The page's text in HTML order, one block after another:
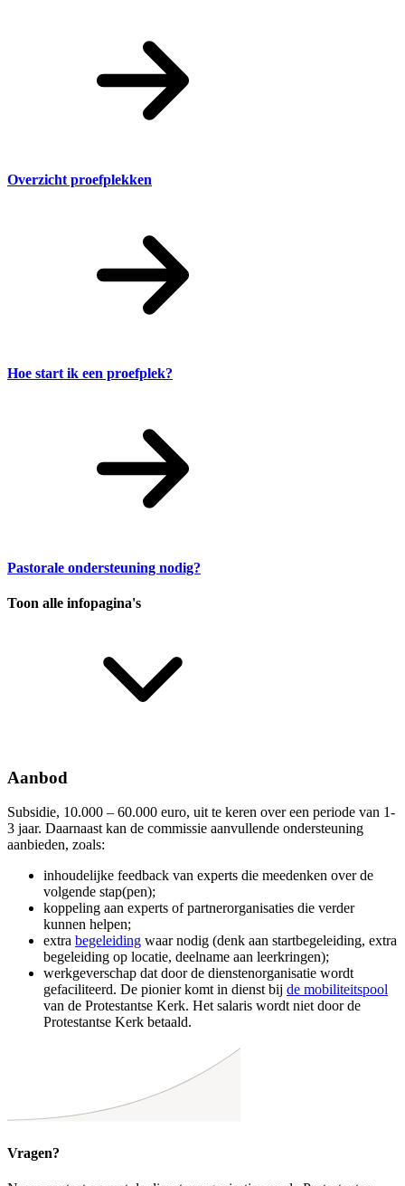
Overzicht proefplekken
Hoe start ik een proefplek?
Pastorale ondersteuning nodig?
Toon alle infopagina's
Aanbod
Subsidie, 10.000 – 60.000 euro, uit te keren over een periode van 1-
3 jaar. Daarnaast kan de commissie aanvullende ondersteuning
aanbieden, zoals:
inhoudelijke feedback van experts die meedenken over de
volgende stap(pen);
koppeling aan experts of partnerorganisaties die verder
kunnen helpen;
extra begeleiding waar nodig (denk aan startbegeleiding, extra
begeleiding op locatie, deelname aan leerkringen);
werkgeverschap dat door de dienstenorganisatie wordt
gefaciliteerd. De pionier komt in dienst bij de mobiliteitspool
van de Protestantse Kerk. Het salaris wordt niet door de
Protestantse Kerk betaald.
Vragen?